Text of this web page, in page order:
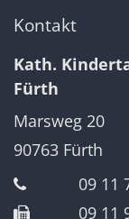
Kontakt
Kath.
Fürth
Marsweg 20
90763 Fürth
09 11
09 11